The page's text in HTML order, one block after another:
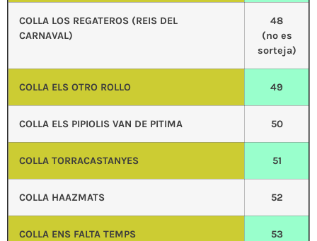
COLLA LOS REGATEROS (REIS DEL
CARNAVAL)
48
(no es
sorteja)
COLLA ELS OTRO ROLLO 49
COLLA ELS PIPIOLIS VAN DE PITIMA 50
COLLA TORRACASTANYES 51
COLLA HAAZMATS 52
COLLA ENS FALTA TEMPS 53